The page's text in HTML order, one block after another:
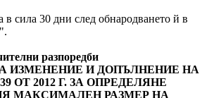
в сила 30 дни след обнародването й в
разпоредби
ИЗМЕНЕНИЕ И ДОПЪЛНЕНИЕ НА
ОТ 2012 Г. ЗА ОПРЕДЕЛЯНЕ
МАКСИМАЛЕН РАЗМЕР НА